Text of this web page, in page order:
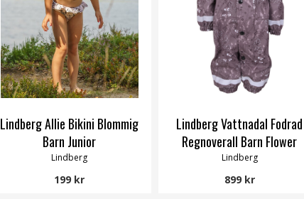
Lindberg Allie Bikini Blommig
Barn Junior
Lindberg
199 kr
Lindberg Vattnadal Fodrad
Regnoverall Barn Flower
Lindberg
899 kr